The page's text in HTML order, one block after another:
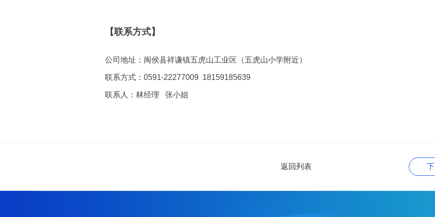
【联系方式】
公司地址：闽侯县祥谦镇五虎山工业区（五虎山小学附近）
联系方式：0591-22277009 18159185639
联系人：林经理 张小姐
返回列表